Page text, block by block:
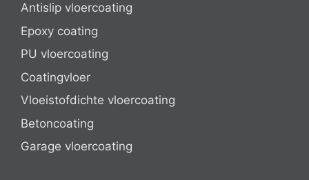
Antislip vloercoating
Epoxy coating
PU vloercoating
Coatingvloer
Vloeistofdichte vloercoating
Betoncoating
Garage vloercoating